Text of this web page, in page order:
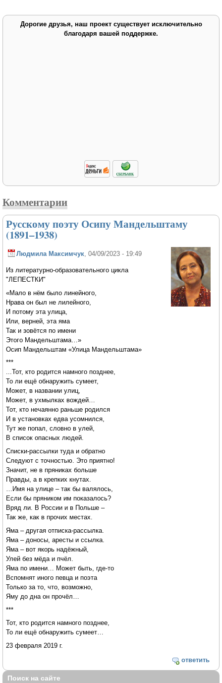
Дорогие друзья, наш проект существует исключительно
благодаря вашей поддержке.
Комментарии
Русскому поэту Осипу Мандельштаму
(1891–1938)
Людмила Максимчук , 04/09/2023 - 19:49
Из литературно-образовательного цикла
"ЛЕПЕСТКИ"
«Мало в нём было линейного,
Нрава он был не лилейного,
И потому эта улица,
Или, верней, эта яма
Так и зовётся по имени
Этого Мандельштама…»
Осип Мандельштам «Улица Мандельштама»
***
...Тот, кто родится намного позднее,
То ли ещё обнаружить сумеет,
Может, в названии улиц,
Может, в ухмылках вождей…
Тот, кто нечаянно раньше родился
И в установках едва усомнился,
Тут же попал, словно в улей,
В список опасных людей.
Списки-рассылки туда и обратно
Следуют с точностью. Это приятно!
Значит, не в пряниках больше
Правды, а в крепких кнутах.
…Имя на улице – так бы валялось,
Если бы пряником им показалось?
Вряд ли. В России и в Польше –
Так же, как в прочих местах.
Яма – другая отписка-рассылка.
Яма – доносы, аресты и ссылка.
Яма – вот якорь надёжный,
Улей без мёда и пчёл.
Яма по имени… Может быть, где-то
Вспомнят иного певца и поэта
Только за то, что, возможно,
Яму до дна он прочёл…
***
Тот, кто родится намного позднее,
То ли ещё обнаружить сумеет…
23 февраля 2019 г.
ответить
Поиск на сайте